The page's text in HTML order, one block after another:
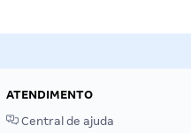
ATENDIMENTO
Central de ajuda